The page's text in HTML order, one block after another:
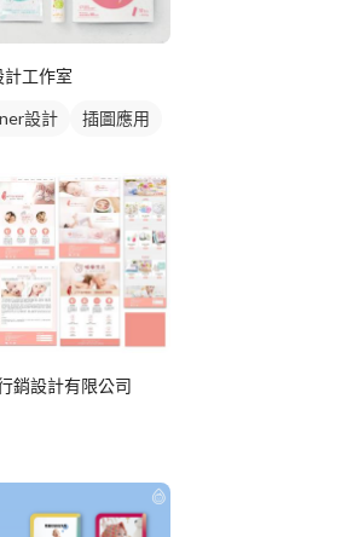
計工作室
設計 插圖應用
銷設計有限公司